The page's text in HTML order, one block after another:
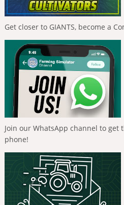
Get closer to GIANTS, become a
Join our WhatsApp channel to get
phone!